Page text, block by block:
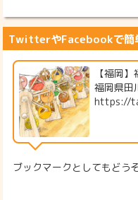
TwitterやFacebookで簡
【福岡
福岡県田
https://
ブックマークとしてもどう